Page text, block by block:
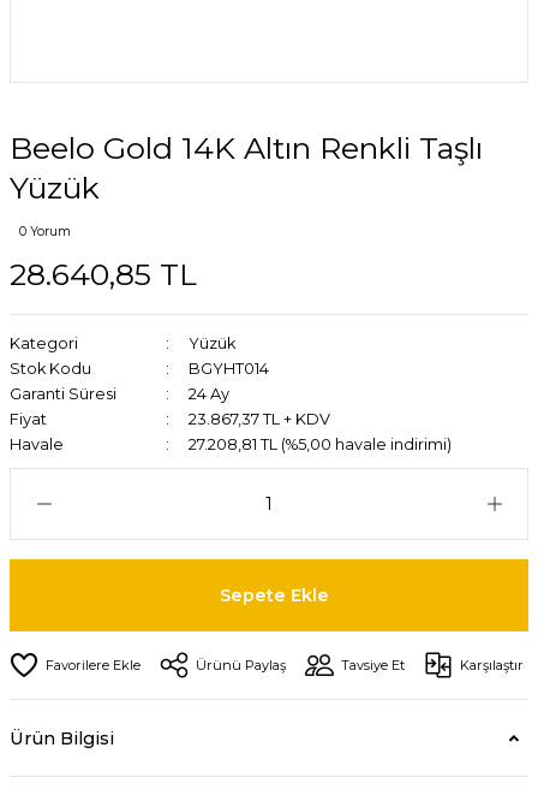
Beelo Gold 14K Altın Renkli Taşlı
Yüzük
0 Yorum
28.640,85 TL
Kategori
Yüzük
Stok Kodu
BGYHT014
Garanti Süresi
24 Ay
Fiyat
23.867,37 TL + KDV
Havale
27.208,81 TL (%5,00 havale indirimi)
Sepete Ekle
Ürünü Paylaş Tavsiye Et Karşılaştır
Ürün Bilgisi